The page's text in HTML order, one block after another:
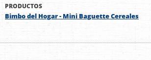
PRODUCTOS
Bimbo del Hogar - Mini Baguette Cereales